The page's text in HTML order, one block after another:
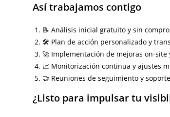
Así trabajamos contigo
📝 Análisis inicial gratuito y sin
🛠️ Plan de acción personalizado y
🚀 Implementación de mejoras on-site
📈 Monitorización continua y ajustes
🤝 Reuniones de seguimiento y
¿Listo para impulsar tu